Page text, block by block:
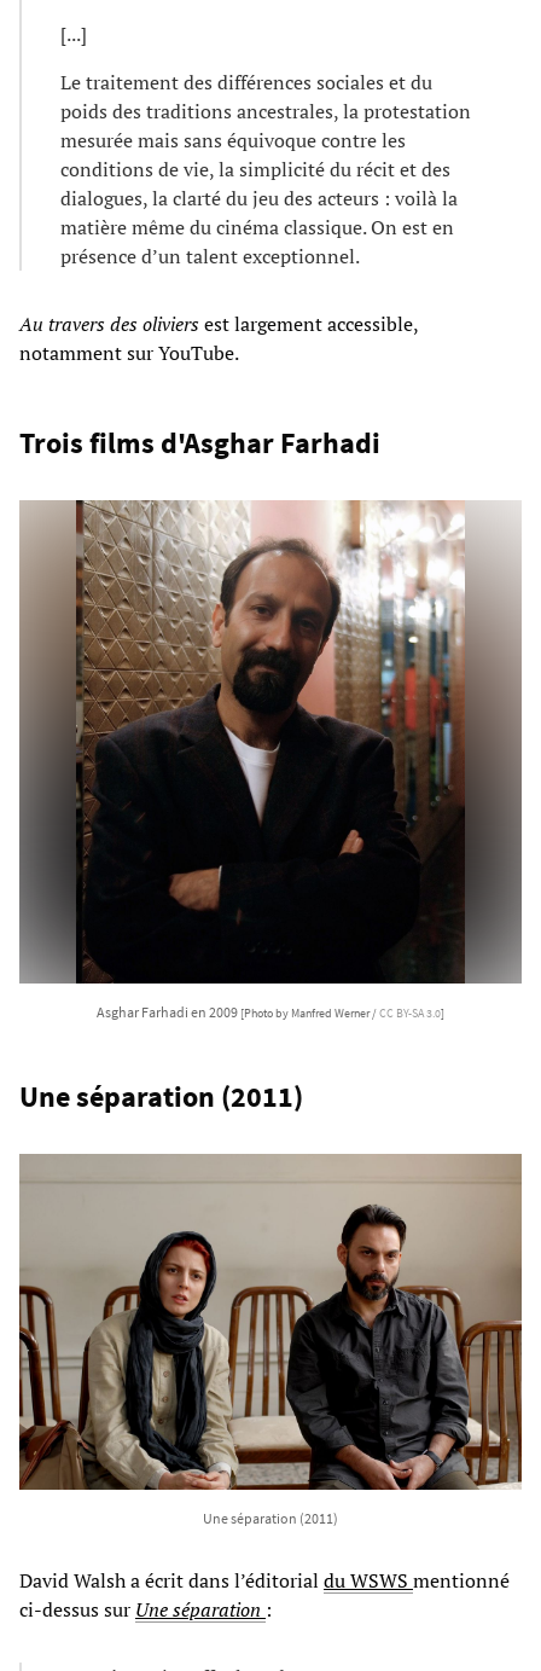
[...]
Le traitement des différences sociales et du
poids des traditions ancestrales, la protestation
mesurée mais sans équivoque contre les
conditions de vie, la simplicité du récit et des
dialogues, la clarté du jeu des acteurs : voilà la
matière même du cinéma classique. On est en
présence d’un talent exceptionnel.
Au travers des oliviersest largement accessible,
notamment sur YouTube.
Trois films d'Asghar Farhadi
Asghar Farhadi en 2009 [Photo by Manfred Werner /CC BY-SA 3.0]
Une séparation (2011)
Une séparation (2011)
David Walsh a écrit dans l’éditorial du WSWS mentionné
ci-dessus sur Une séparation :